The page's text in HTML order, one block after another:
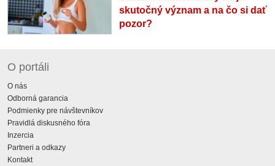
skutočný význam a na čo si dať
pozor?
O portáli
O nás
Odborná garancia
Podmienky pre návštevníkov
Pravidlá diskusného fóra
Inzercia
Partneri a odkazy
Kontakt